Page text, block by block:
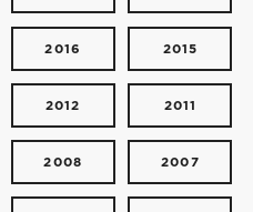
2016 2015
2012 2011
2008 2007